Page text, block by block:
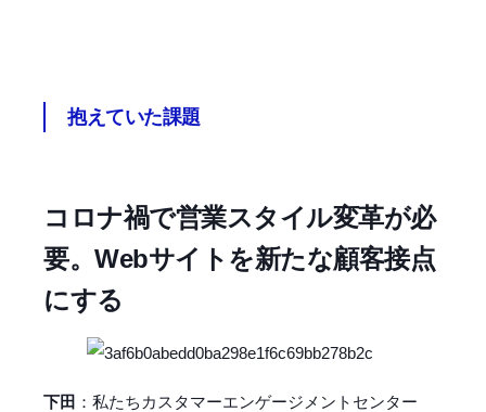
抱えていた課題
コロナ禍で営業スタイル変革が必
要。Webサイトを新たな顧客接点
にする
下田 ：私たちカスタマーエンゲージメントセンター